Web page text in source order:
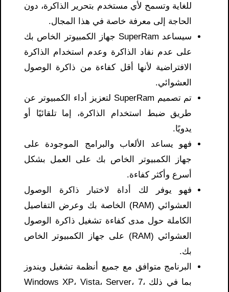
للغاية وتسمح لأي مستخدم بتحرير الذاكرة، دون
الحاجة إلى معرفة خاصة في هذا المجال.
سيساعد SuperRam جهاز الكمبيوتر الخاص بك
على عدم نفاد الذاكرة وعدم استخدام الذاكرة
الافتراضية لأنها أقل كفاءة من ذاكرة الوصول
العشوائي.
تم تصميم SuperRam لتعزيز أداء الكمبيوتر عن
طريق ضبط استخدام الذاكرة، إما تلقائيًا أو
يدويًا.
فهو يساعد الألعاب والبرامج الموجودة على
جهاز الكمبيوتر الخاص بك على العمل بشكل
أسرع وأكثر كفاءة.
فهو يوفر لك أداة لاختبار ذاكرة الوصول
العشوائي (RAM) الخاصة بك وعرض التفاصيل
الكاملة حول مدى كفاءة تشغيل ذاكرة الوصول
العشوائي (RAM) على جهاز الكمبيوتر الخاص
بك.
البرنامج متوافق مع جميع أنظمة تشغيل ويندوز
بما في ذلك Windows XP، Vista، Server، 7،